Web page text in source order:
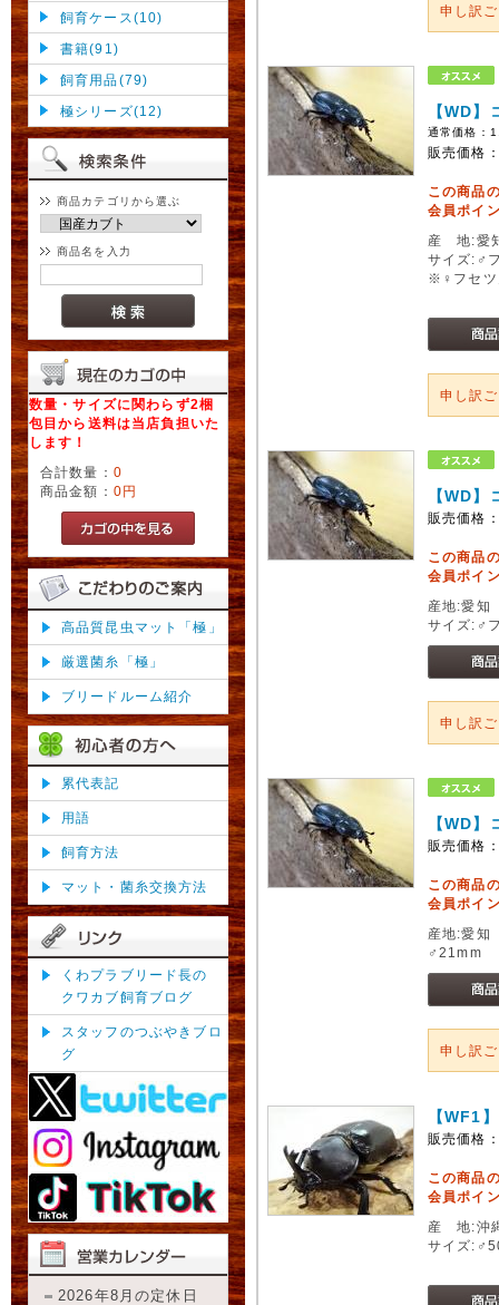
飼育ケース(10)
書籍(91)
飼育用品(79)
極シリーズ(12)
商品カテゴリから選ぶ
商品名を入力
数量・サイズに関わらず2梱
包目から送料は当店負担いた
します！
合計数量： 0
商品金額： 0円
高品質昆虫マット「極」
厳選菌糸「極」
ブリードルーム紹介
累代表記
用語
飼育方法
マット・菌糸交換方法
くわプラブリード長の
クワカブ飼育ブログ
スタッフのつぶやきブロ
グ
2026年8月の定休日
申し訳
【WD
通常価格：
販売価格
この商品
会員ポイ
産 地:愛
サイズ:♂
※♀フセツ
申し訳
【WD
販売価格
この商品
会員ポイ
産地:愛知
サイズ:♂
申し訳
【WD
販売価格
この商品
会員ポイ
産地:愛知
♂21mm
申し訳
【WF1
販売価格
この商品
会員ポイ
産 地:沖
サイズ